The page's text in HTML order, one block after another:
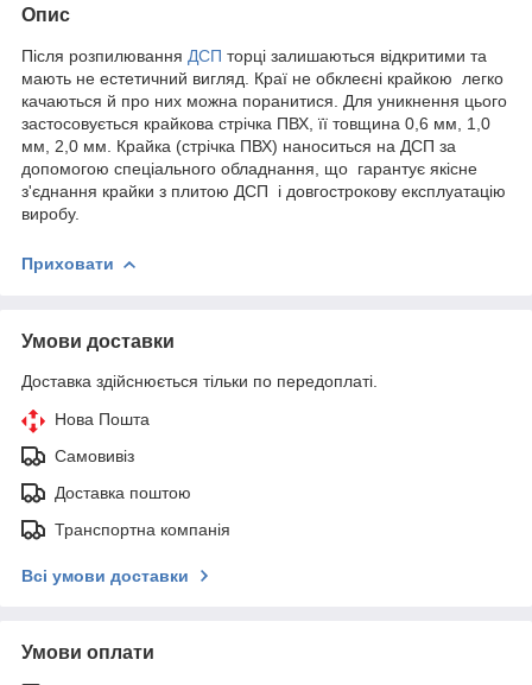
Опис
Після розпилювання ДСП торці залишаються відкритими та
мають не естетичний вигляд. Краї не обклеєні крайкою легко
качаються й про них можна поранитися. Для уникнення цього
застосовується крайкова стрічка ПВХ, її товщина 0,6 мм, 1,0
мм, 2,0 мм. Крайка (стрічка ПВХ) наноситься на ДСП за
допомогою спеціального обладнання, що гарантує якісне
з'єднання крайки з плитою ДСП і довгострокову експлуатацію
виробу.
Приховати
Умови доставки
Доставка здійснюється тільки по передоплаті.
Нова Пошта
Самовивіз
Доставка поштою
Транспортна компанія
Всі умови доставки
Умови оплати